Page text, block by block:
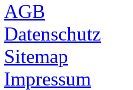
AGB
Datenschutz
Sitemap
Impressum